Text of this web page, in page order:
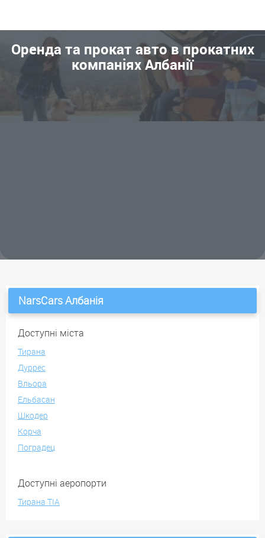
Оренда та прокат авто в прокатних
компаніях Албанії
NarsCars Албанія
Доступні міста
Тирана
Дуррес
Вльора
Ельбасан
Шкодер
Корча
Поградец
Доступні аеропорти
Тирана TIA